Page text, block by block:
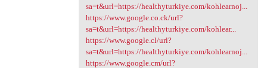
sa=t&url=https://healthyturkiye.com/kohlearnoj...
https://www.google.co.ck/url?
sa=t&url=https://healthyturkiye.com/kohlear...
https://www.google.cl/url?
sa=t&url=https://healthyturkiye.com/kohlearnoj...
https://www.google.cm/url?